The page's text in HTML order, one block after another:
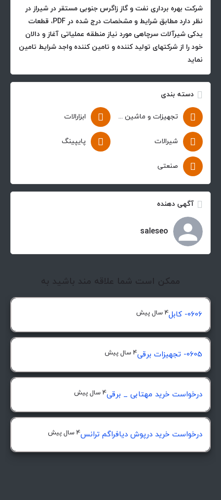
شرکت بهره برداری نفت و گاز زاگرس جنوبی مستقر در شیراز در
نظر دارد مطابق شرایط و مشخصات درج شده در PDF، قطعات
یدکی شیرآلات سرچاهی مورد نیاز منطقه عملیاتی آغاز و دالان
خود را از شرکتهای تولید کننده و تامین کننده واجد شرایط تامین
نماید
دسته بندی
تجهیزات و ماشین آلات ابزارالات
شیرالات پایپینگ
صنعتی
آگهی دهنده
saleseo
ممکن است شما علاقه مند باشید به
0606- کابل 4 سال پیش
0605- تجهیزات برقی 4 سال پیش
درخواست خرید مهتابی _ برقی4 سال پیش
درخواست خرید درپوش ديافراگم ترانس4 سال پیش